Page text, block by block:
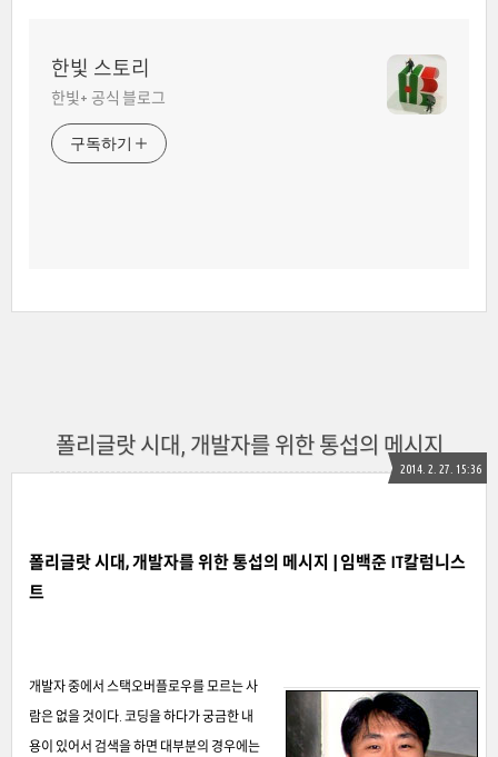
한빛 스토리
한빛+ 공식 블로그
구독하기
폴리글랏 시대, 개발자를 위한 통섭의 메시지
2014. 2. 27. 15:36
폴리글랏 시대, 개발자를 위한 통섭의 메시지 | 임백준 IT칼럼니스
트
개발자 중에서 스택오버플로우를 모르는 사
람은 없을 것이다. 코딩을 하다가 궁금한 내
용이 있어서 검색을 하면 대부분의 경우에는